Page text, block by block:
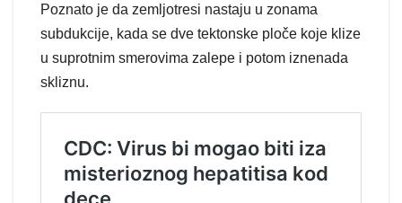
Poznato je da zemljotresi nastaju u zonama
subdukcije, kada se dve tektonske ploče koje klize
u suprotnim smerovima zalepe i potom iznenada
skliznu.